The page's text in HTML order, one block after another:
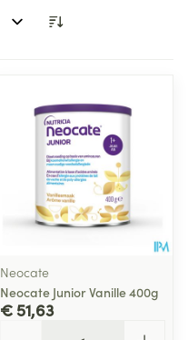
Neocate
Neocate Junior Vanille 400g
€ 51,63